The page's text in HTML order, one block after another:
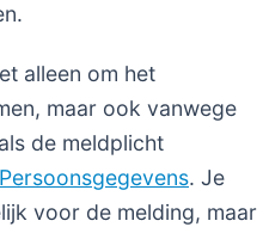
alleen om het
maar ook vanwege
de meldplicht
. Je
voor de melding, maar